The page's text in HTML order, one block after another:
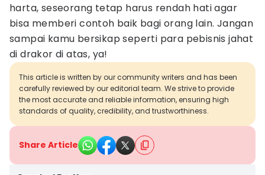
harta, seseorang tetap harus rendah hati agar
bisa memberi contoh baik bagi orang lain. Jangan
sampai kamu bersikap seperti para pebisnis jahat
di drakor di atas, ya!
This article is written by our community writers and has been
carefully reviewed by our editorial team. We strive to provide
the most accurate and reliable information, ensuring high
standards of quality, credibility, and trustworthiness.
Share Article